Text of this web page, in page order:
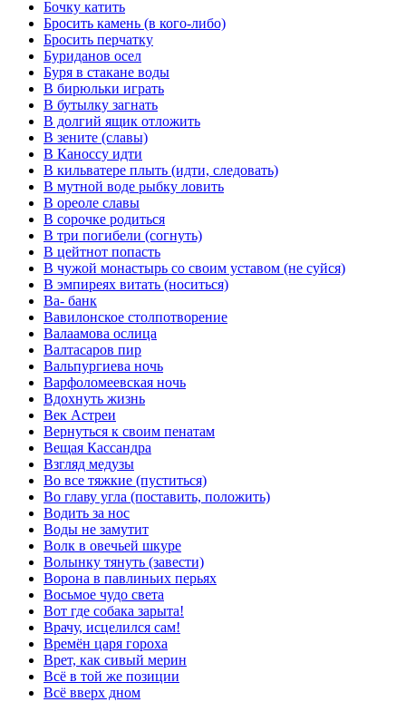
Бочку катить
Бросить камень (в кого-либо)
Бросить перчатку
Буриданов осел
Буря в стакане воды
В бирюльки играть
В бутылку загнать
В долгий ящик отложить
В зените (славы)
В Каноссу идти
В кильватере плыть (идти, следовать)
В мутной воде рыбку ловить
В ореоле славы
В сорочке родиться
В три погибели (согнуть)
В цейтнот попасть
В чужой монастырь со своим уставом (не суйся)
В эмпиреях витать (носиться)
Ва- банк
Вавилонское столпотворение
Валаамова ослица
Валтасаров пир
Вальпургиева ночь
Варфоломеевская ночь
Вдохнуть жизнь
Век Астреи
Вернуться к своим пенатам
Вещая Кассандра
Взгляд медузы
Во все тяжкие (пуститься)
Во главу угла (поставить, положить)
Водить за нос
Воды не замутит
Волк в овечьей шкуре
Волынку тянуть (завести)
Ворона в павлиньих перьях
Восьмое чудо света
Вот где собака зарыта!
Врачу, исцелился сам!
Времён царя гороха
Врет, как сивый мерин
Всё в той же позиции
Всё вверх дном